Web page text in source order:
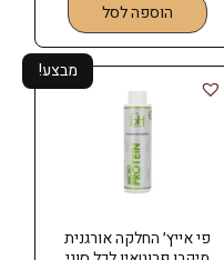
הוספה לסל
מבצע!
פי אייץ׳ החלקה אורגנית